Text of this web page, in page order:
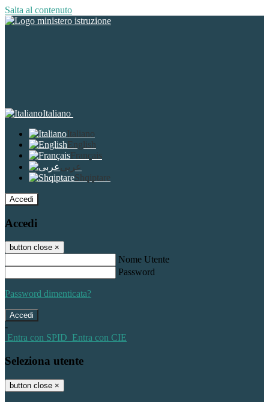
Salta al contenuto
Italiano
Italiano
English
Français
عربى
Shqiptare
Accedi
Accedi
button close ×
Nome Utente
Password
Password dimenticata?
-
Entra con SPID Entra con CIE
Seleziona utente
button close ×